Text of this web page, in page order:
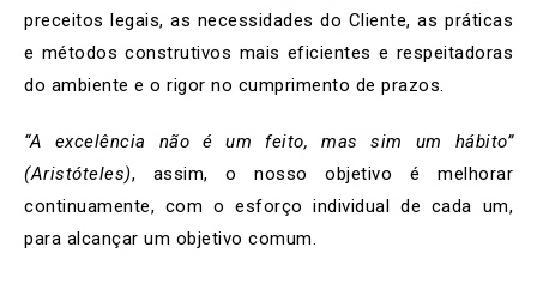
preceitos legais, as necessidades do Cliente, as práticas
e métodos construtivos mais eficientes e respeitadoras
do ambiente e o rigor no cumprimento de prazos.
“A excelência não é um feito, mas sim um hábito”
(Aristóteles), assim, o nosso objetivo é melhorar
continuamente, com o esforço individual de cada um,
para alcançar um objetivo comum.